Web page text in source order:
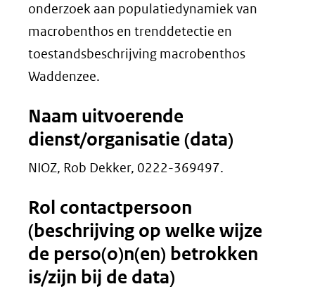
onderzoek aan populatiedynamiek van
macrobenthos en trenddetectie en
toestandsbeschrijving macrobenthos
Waddenzee.
Naam uitvoerende
dienst/organisatie (data)
NIOZ, Rob Dekker, 0222-369497.
Rol contactpersoon
(beschrijving op welke wijze
de perso(o)n(en) betrokken
is/zijn bij de data)